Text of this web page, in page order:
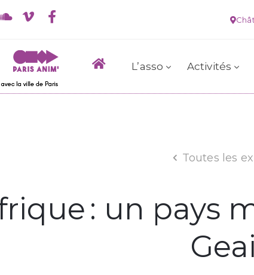
L’asso Activités
Toutes les
: un pays
Geai